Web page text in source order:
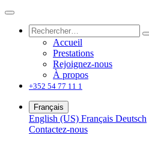
Accueil
Prestations
Rejoignez-nous
À propos
+352 54 77 11 1
Français
English (US) Français Deutsch
Contactez-nous